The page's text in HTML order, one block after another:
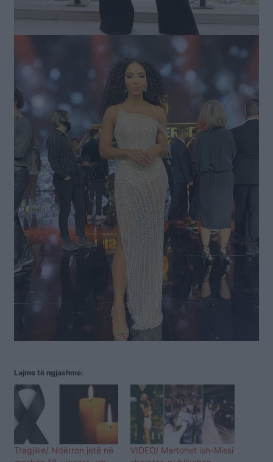
Lajme të ngjashme:
Tragjike/ Ndërron jetë në
VIDEO/ Martohet ish-Missi